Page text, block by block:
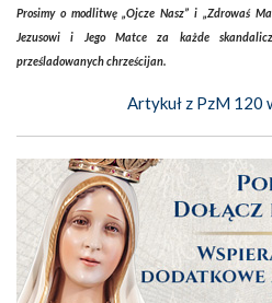
Prosimy o modlitwę „Ojcze Nasz” i „Zdrowaś
Jezusowi i Jego Matce za każde
prześladowanych chrześcijan.
Artykuł z PzM 120